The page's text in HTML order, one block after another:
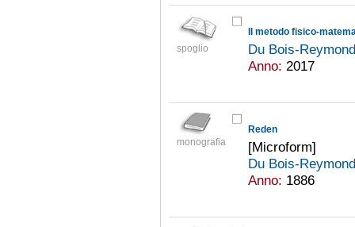
spoglio
Il metodo fisico-
Du Bois-
Anno: 2017
monografia
Reden
[Microform]
Du Bois-
Anno: 1886